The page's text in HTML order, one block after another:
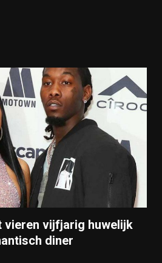
vieren vijfjarig huwelijk
diner